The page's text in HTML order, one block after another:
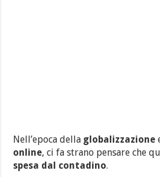
Nell’epoca della globalizzazione
online, ci fa strano pensare che
spesa dal contadino.